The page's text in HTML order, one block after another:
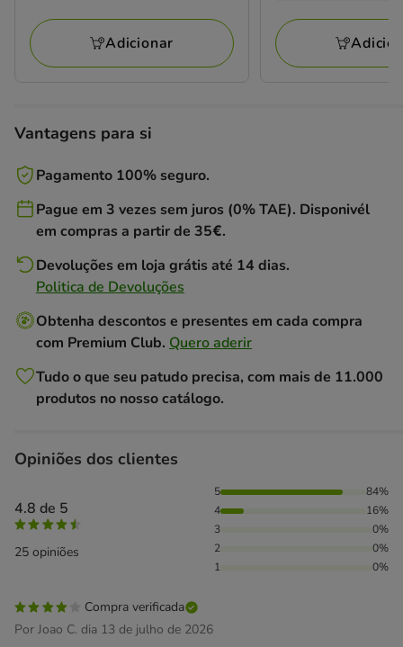
avaliações
está
a
poupar
final
Adicionar
85.02€
Vantagens para si
Pagamento 100% seguro.
Pague em 3 vezes sem juros (0% TAE). Disponivél
em compras a partir de 35€.
Devoluções em loja grátis até 14 dias.
Politica de Devoluções
Obtenha descontos e presentes em cada compra
com Premium Club. Quero aderir
Tudo o que seu patudo precisa, com mais de 11.000
produtos no nosso catálogo.
Opiniões dos clientes
4.8 de 5
25 opiniões
84% das pessoas avaliaram com 5 estrelas, 16% das
5
84%
4
16%
3
0%
2
0%
1
0%
Compra verificada
Por Joao C. dia 13 de julho de 2026